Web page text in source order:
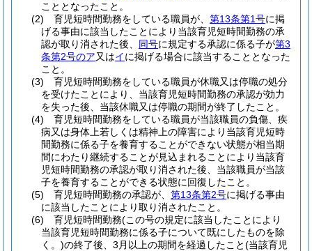
こととなったこと。
(2)
育児短時間勤務をしている職員が、 第13条第1号に掲
げる事由に該当したことにより当該育児短時間勤務の承
認が取り消された後、 同号に規定する承認に係る子が第3
条第2号のア又はイに掲げる場合に該当することとなった
こと。
(3)
育児短時間勤務をしている職員が休職又は停職の処分
を受けたことにより、当該育児短時間勤務の承認が効力
を失った後、当該休職又は停職の期間が終了したこと。
(4)
育児短時間勤務をしている職員が当該職員の負傷、疾
病又は身体上若しくは精神上の障害により当該育児短時
間勤務に係る子を養育することができない状態が相当期
間にわたり継続することが見込まれることにより当該育
児短時間勤務の承認が取り消された後、当該職員が当該
子を養育することができる状態に回復したこと。
(5)
育児短時間勤務の承認が、 第13条第2号に掲げる事由
に該当したことにより取り消されたこと。
(6)
育児短時間勤務(この号の規定に該当したことにより
当該育児短時間勤務に係る子について既にしたものを除
く。)の終了後、3月以上の期間を経過したこと(当該育児